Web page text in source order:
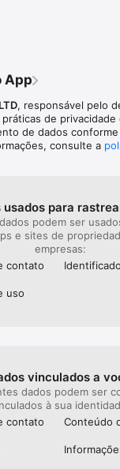
uma vez. Avalie as
pronto.
App
, responsável pelo
de privacidade
de dados
consulte a
usados para
podem ser
e sites de
empresas:
contato
uso
vinculados a
dados podem ser
à sua
contato
Conteúdo